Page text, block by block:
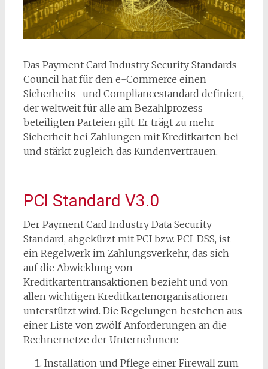
Das Payment Card Industry Security Standards
Council hat für den e-Commerce einen
Sicherheits- und Compliancestandard definiert,
der weltweit für alle am Bezahlprozess
beteiligten Parteien gilt. Er trägt zu mehr
Sicherheit bei Zahlungen mit Kreditkarten bei
und stärkt zugleich das Kundenvertrauen.
PCI Standard V3.0
Der Payment Card Industry Data Security
Standard, abgekürzt mit PCI bzw. PCI-DSS, ist
ein Regelwerk im Zahlungsverkehr, das sich
auf die Abwicklung von
Kreditkartentransaktionen bezieht und von
allen wichtigen Kreditkartenorganisationen
unterstützt wird. Die Regelungen bestehen aus
einer Liste von zwölf Anforderungen an die
Rechnernetze der Unternehmen:
Installation und Pflege einer Firewall zum